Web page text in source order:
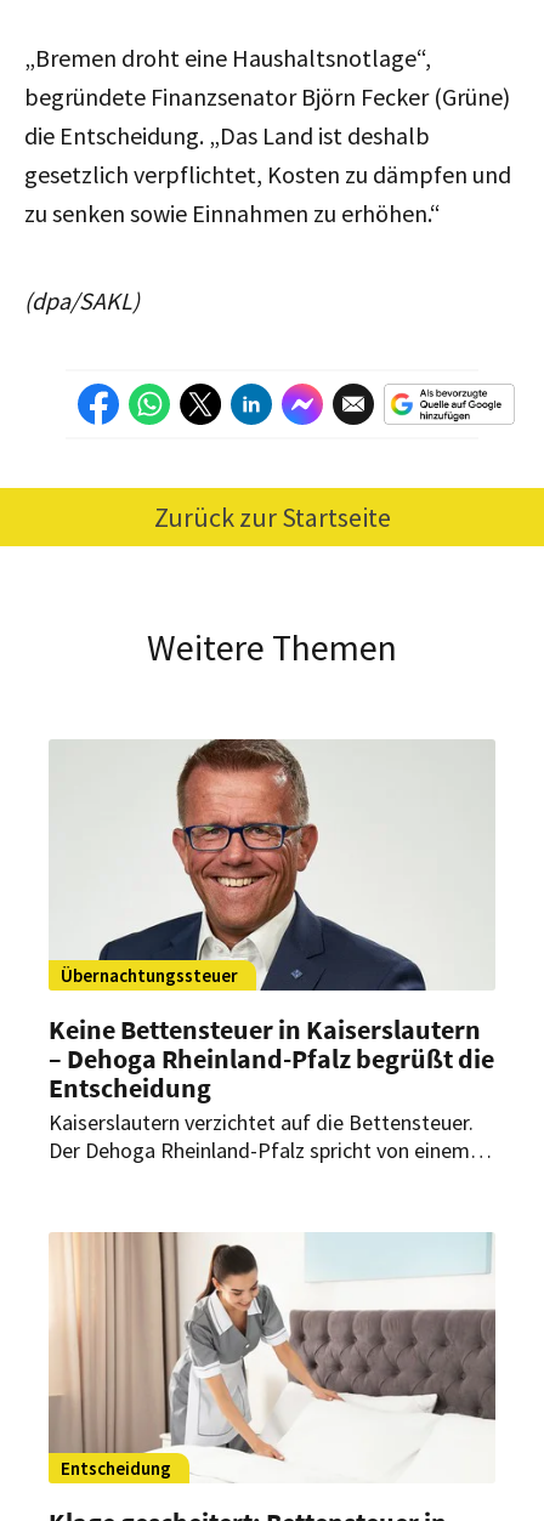
„Bremen droht eine Haushaltsnotlage“,
begründete Finanzsenator Björn Fecker (Grüne)
die Entscheidung. „Das Land ist deshalb
gesetzlich verpflichtet, Kosten zu dämpfen und
zu senken sowie Einnahmen zu erhöhen.“
(dpa/SAKL)
Zurück zur Startseite
Weitere Themen
Übernachtungssteuer
Keine Bettensteuer in Kaiserslautern
– Dehoga Rheinland-Pfalz begrüßt die
Entscheidung
Kaiserslautern verzichtet auf die Bettensteuer.
Der Dehoga Rheinland-Pfalz spricht von einem
Region.
Entscheidung